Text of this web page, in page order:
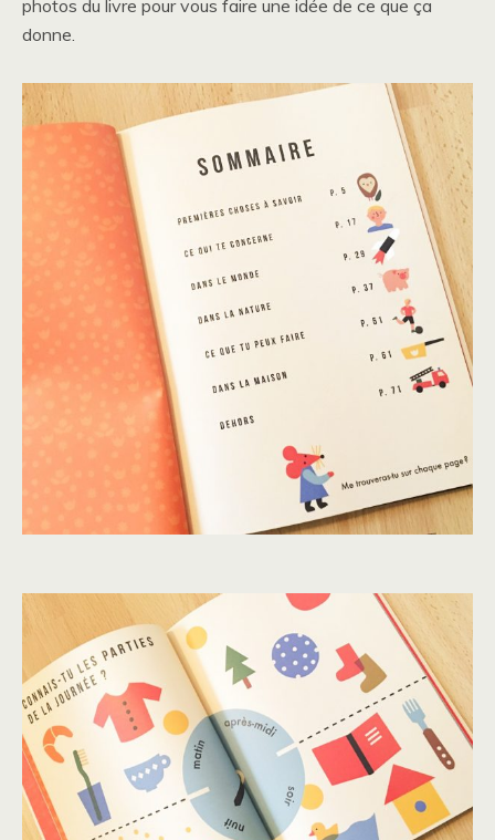
photos du livre pour vous faire une idée de ce que ça
donne.